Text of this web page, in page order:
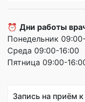
⏰ Дни работы
Понедельник
Среда 09:00-16:00
Пятница 09:00-
Запись на приём